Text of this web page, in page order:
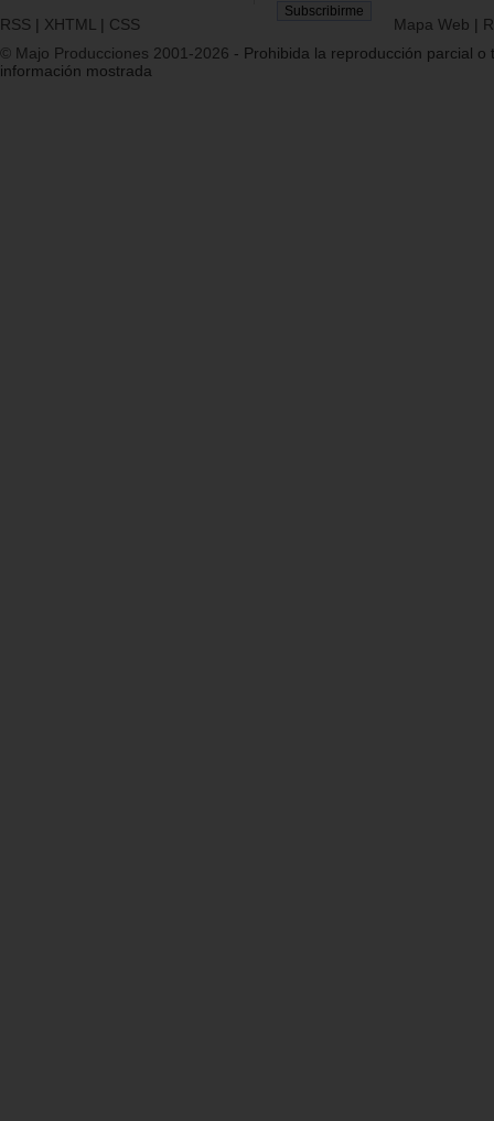
RSS | XHTML | CSS Mapa Web |
© Majo Producciones 2001-2026 - Prohibida la reproducción parcial o
información mostrada